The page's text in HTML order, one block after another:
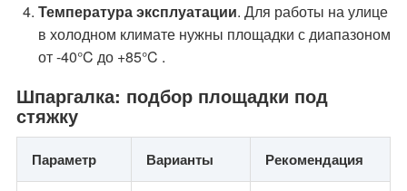
Температура эксплуатации. Для работы на улице
в холодном климате нужны площадки с диапазоном
от -40°C до +85°C .
Шпаргалка: подбор площадки под
стяжку
Параметр Варианты Рекомендация